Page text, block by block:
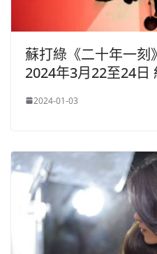
蘇打綠《二十年一刻
2024年3月22至24日
2024-01-03